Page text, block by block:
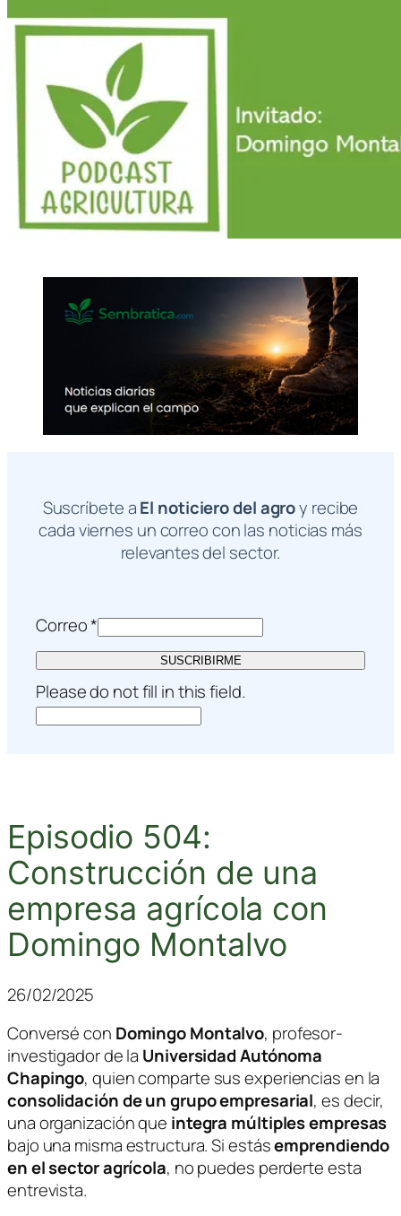
Suscríbete aEl noticiero del agroy recibe
cada viernes un correo con las noticias más
relevantes del sector.
Correo*
SUSCRIBIRME
Please do not fill in this field.
Episodio 504:
Construcción de una
empresa agrícola con
Domingo Montalvo
26/02/2025
Conversé con Domingo Montalvo, profesor-
investigador de la Universidad Autónoma
Chapingo, quien comparte sus experiencias en la
consolidación de un grupo empresarial, es decir,
una organización que integra múltiples empresas
bajo una misma estructura. Si estásemprendiendo
en el sector agrícola, no puedes perderte esta
entrevista.